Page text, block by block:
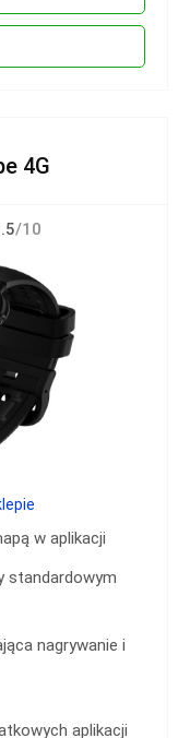
4G
/10
w aplikacji
standardowym
nagrywanie i
aplikacji